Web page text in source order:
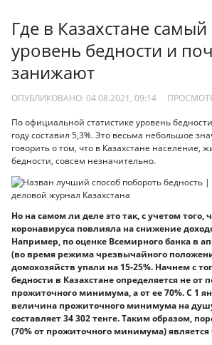
Где в Казахстане
уровень бедности и
занижают
ОПУБЛИКОВАНО: 04.08.2021, 09:14
По официальной статистике уровень
году cоставил 5,3%. Это весьма небольшое
говорить о том, что в Казахстане население,
бедности, совсем незначительно.
Но на самом ли деле это так, с учетом того,
коронавируса повлияла на снижение
Например, по оценке Всемирного банка в
(во время режима чрезвычайного
домохозяйств упали на 15-25%. Начнем с
бедности в Казахстане определяется не
прожиточного минимума, а от ее 70%. С 1
величина прожиточного минимума на
составляет 34 302 тенге. Таким образом,
(70% от прожиточного минимума) является